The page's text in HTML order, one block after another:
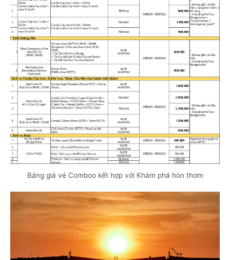
Bảng giá vé Comboo kết hợp với Khám phá hòn thơm